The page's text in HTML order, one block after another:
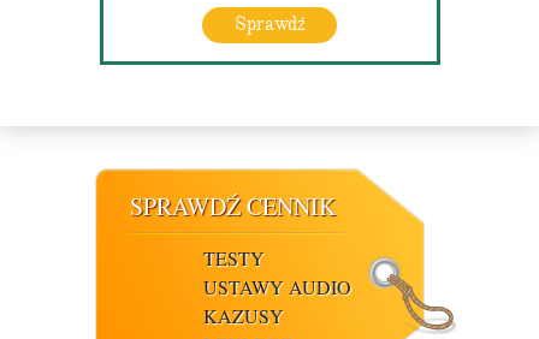
Sprawdź
SPRAWDŹ CENNIK
TESTY
USTAWY AUDIO
KAZUSY